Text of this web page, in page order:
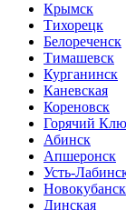
Крымск
Тихорецк
Белореченск
Тимашевск
Курганинск
Каневская
Кореновск
Горячий
Абинск
Апшеронск
Усть-
Новокубанск
Динская